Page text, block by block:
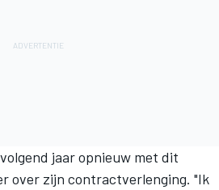
jaar opnieuw met dit
over zijn contractverlenging. "Ik